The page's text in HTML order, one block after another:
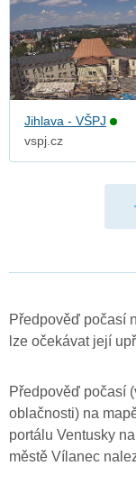
Jihlava - VŠPJ
vspj.cz
Předpověď počasí
lze očekávat její
Předpověď počasí
oblačnosti) na
portálu Ventusky
městě Vílanec